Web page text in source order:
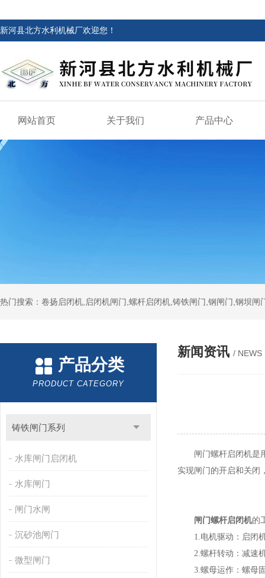
新河县北方水利机械厂欢迎您！
网站首页 关于我们 产品中心
热门搜索：卷扬启闭机,启闭机闸门,螺杆启闭机,铸铁闸门,钢闸门,钢坝
产品分类
PRODUCT CATEGORY
铸铁闸门系列
水库闸门启闭机
水库闸门
闸门水闸
沉砂池闸门
微型闸门
新闻资讯 / NEWS
闸门螺杆启闭机是用
实现闸门的开启和关闭
闸门螺杆启闭机的
1.电机驱动：启闭机
2.螺杆转动：减速机
3.螺母运作：螺母固